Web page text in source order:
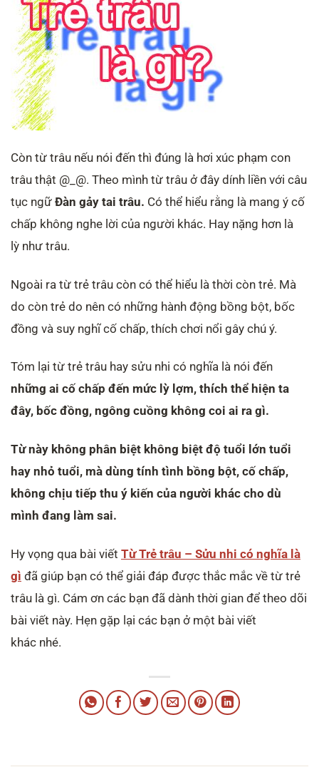
Còn từ trâu nếu nói đến thì đúng là hơi xúc phạm con
trâu thật @_@. Theo mình từ trâu ở đây dính liền với câu
tục ngữ Đàn gảy tai trâu. Có thể hiểu rằng là mang ý cố
chấp không nghe lời của người khác. Hay nặng hơn là
lỳ như trâu.
Ngoài ra từ trẻ trâu còn có thể hiểu là thời còn trẻ. Mà
do còn trẻ do nên có những hành động bồng bột, bốc
đồng và suy nghĩ cố chấp, thích chơi nổi gây chú ý.
Tóm lại từ trẻ trâu hay sửu nhi có nghĩa là nói đến
những ai cố chấp đến mức lỳ lợm, thích thể hiện ta
đây, bốc đồng, ngông cuồng không coi ai ra gì.
Từ này không phân biệt không biệt độ tuổi lớn tuổi
hay nhỏ tuổi, mà dùng tính tình bồng bột, cố chấp,
không chịu tiếp thu ý kiến của người khác cho dù
mình đang làm sai.
Hy vọng qua bài viết Từ Trẻ trâu – Sửu nhi có nghĩa là
gì đã giúp bạn có thể giải đáp được thắc mắc về từ trẻ
trâu là gì. Cám ơn các bạn đã dành thời gian để theo dõi
bài viết này. Hẹn gặp lại các bạn ở một bài viết
khác nhé.